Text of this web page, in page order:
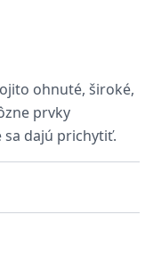
ohnuté, široké,
prvky
sa dajú prichytiť.